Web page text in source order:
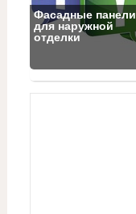
Фасадные панели
для наружной
отделки